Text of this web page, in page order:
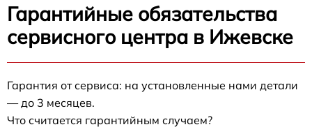
Гарантийные обязательства
сервисного центра в Ижевске
Гарантия от сервиса: на установленные нами детали
— до 3 месяцев.
Что считается гарантийным случаем?